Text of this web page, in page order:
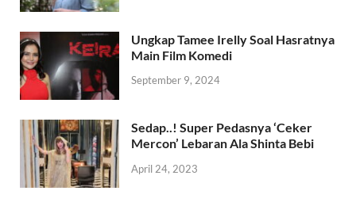
Ungkap Tamee Irelly Soal Hasratnya
Main Film Komedi
September 9, 2024
Sedap..! Super Pedasnya ‘Ceker
Mercon’ Lebaran Ala Shinta Bebi
April 24, 2023